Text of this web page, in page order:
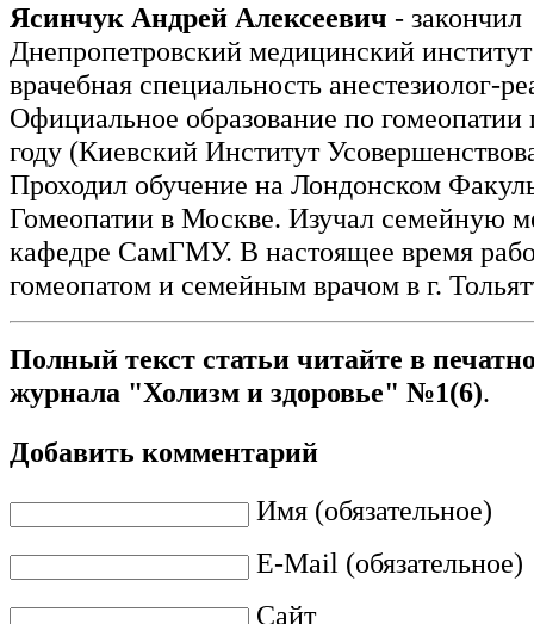
Ясинчук Андрей Алексеевич - закончил
Днепропетровский медицинский
врачебная специальность анестезиолог-
Официальное образование по гомеопатии
году (Киевский Институт
Проходил обучение на Лондонском
Гомеопатии в Москве. Изучал семейную
кафедре СамГМУ. В настоящее время
гомеопатом и семейным врачом в г.
Полный текст статьи читайте в
журнала "Холизм и здоровье" №1(6).
Добавить комментарий
Имя (обязательное)
E-Mail (обязательное)
Сайт